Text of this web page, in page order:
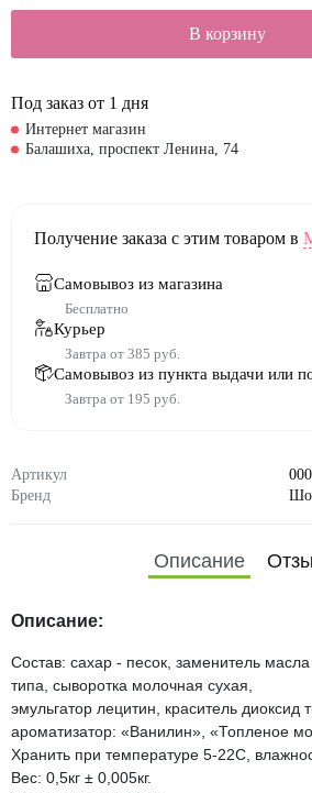
Артикул
Бренд
В корзину
Под заказ от 1 дня
Интернет магазин
Балашиха, проспект Ленина, 74
Получение заказа с этим товаром в
Самовывоз из магазина
Бесплатно
Курьер
Завтра от 385 руб.
Самовывоз из пункта выдачи или
Завтра от 195 руб.
Описание
Описание:
Состав: сахар - песок, заменитель
типа, сыворотка молочная сухая,
эмульгатор лецитин, краситель диоксид
ароматизатор: «Ванилин», «Топленое
Хранить при температуре 5-22С,
Вес: 0,5кг ± 0,005кг.